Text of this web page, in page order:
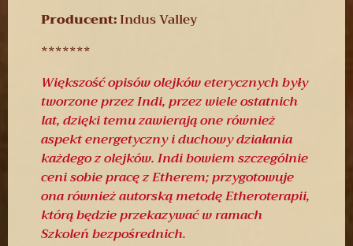
Producent:Indus Valley
*******
Większość opisów olejków eterycznych były
tworzone przez Indi, przez wiele ostatnich
lat, dzięki temu zawierają one również
aspekt energetyczny i duchowy działania
każdego z olejków. Indi bowiem szczególnie
ceni sobie pracę z Etherem; przygotowuje
ona również autorską metodę Etheroterapii,
którą będzie przekazywać w ramach
Szkoleń bezpośrednich.